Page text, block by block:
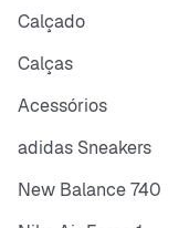
Calçado
Calças
Acessórios
adidas Sneakers
New Balance 740